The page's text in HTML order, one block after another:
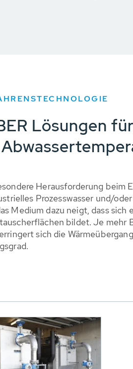
Lösungen
Herausforderung beim
Prozesswasser und/
Medium dazu neigt, dass sich
bildet. Je mehr
sich die